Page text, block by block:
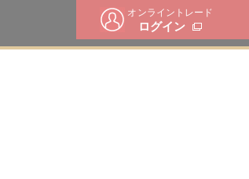
オンライントレード
ログイン